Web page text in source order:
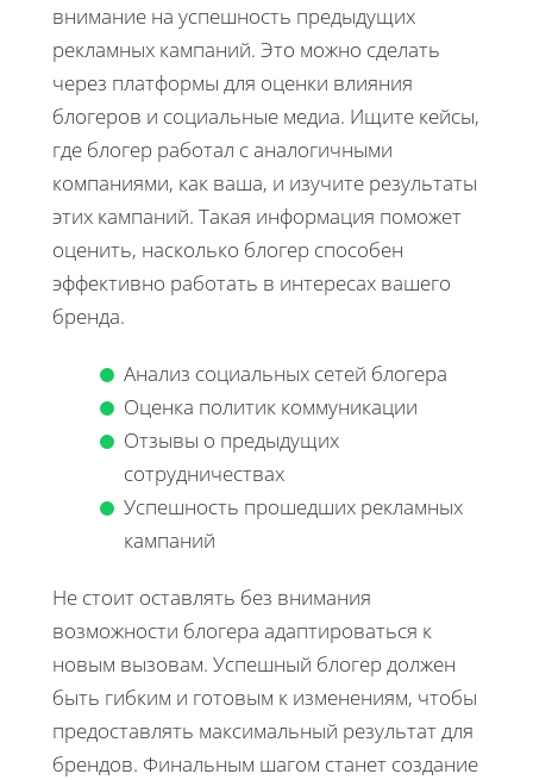
внимание на успешность предыдущих
рекламных кампаний. Это можно сделать
через платформы для оценки влияния
блогеров и социальные медиа. Ищите кейсы,
где блогер работал с аналогичными
компаниями, как ваша, и изучите результаты
этих кампаний. Такая информация поможет
оценить, насколько блогер способен
эффективно работать в интересах вашего
бренда.
Анализ социальных сетей блогера
Оценка политик коммуникации
Отзывы о предыдущих
сотрудничествах
Успешность прошедших рекламных
кампаний
Не стоит оставлять без внимания
возможности блогера адаптироваться к
новым вызовам. Успешный блогер должен
быть гибким и готовым к изменениям, чтобы
предоставлять максимальный результат для
брендов. Финальным шагом станет создание